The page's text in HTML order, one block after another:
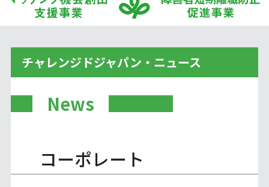
チャレンジドジャパン・ニュース
News
コーポレート